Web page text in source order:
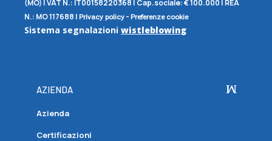
(MO) |VAT N.: IT00158220368 | Cap.sociale:€ 100.000 | REA
N.: MO 117688 |Privacy policy -Preferenze cookie
Sistema segnalazioniwistleblowing
AZIENDA
Azienda
Certificazioni